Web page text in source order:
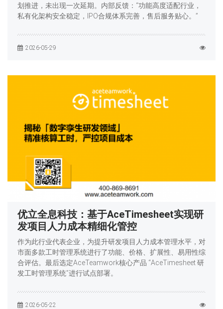
划推进，未出现一次延期。内部反馈：“功能高度适配行业，
私有化架构安全稳定，IPO合规体系完善，售后服务贴心。”
2026-05-29
优立全息科技：基于AceTimesheet实现研
发项目人力成本精细化管控
作为此行业代表企业，为提升研发项目人力成本管理水平，对
市面多款工时管理系统进行了功能、价格、扩展性、易用性综
合评估。最后选定AceTeamwork核心产品 “AceTimesheet 研
发工时管理系统”进行试点部署。
2026-05-22